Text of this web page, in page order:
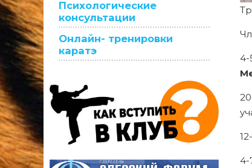
4-
4-
Психологические
консультации
Онлайн- тренировки
каратэ